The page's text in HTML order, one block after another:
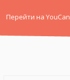
Перейти на